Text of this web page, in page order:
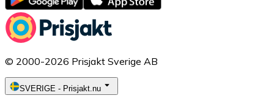
© 2000-2026 Prisjakt Sverige AB
SVERIGE - Prisjakt.nu